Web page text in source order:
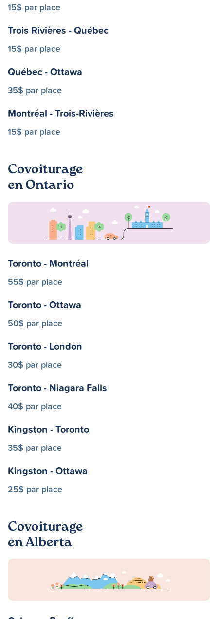
15$ par place
Trois Rivières - Québec
15$ par place
Québec - Ottawa
35$ par place
Montréal - Trois-Rivières
15$ par place
Covoiturage
en Ontario
Toronto - Montréal
55$ par place
Toronto - Ottawa
50$ par place
Toronto - London
30$ par place
Toronto - Niagara Falls
40$ par place
Kingston - Toronto
35$ par place
Kingston - Ottawa
25$ par place
Covoiturage
en Alberta